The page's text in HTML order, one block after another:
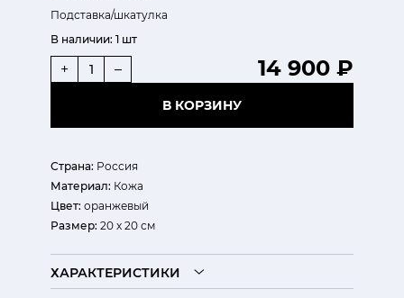
Подставка/шкатулка
Страна: Россия
Материал: Кожа
Цвет: оранжевый
Размер: 20 х 20 см
В наличии: 1 шт
14 900 ₽
+ –
В КОРЗИНУ
ХАРАКТЕРИСТИКИ